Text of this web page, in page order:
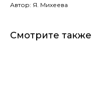
Автор: Я. Михеева
Смотрите также